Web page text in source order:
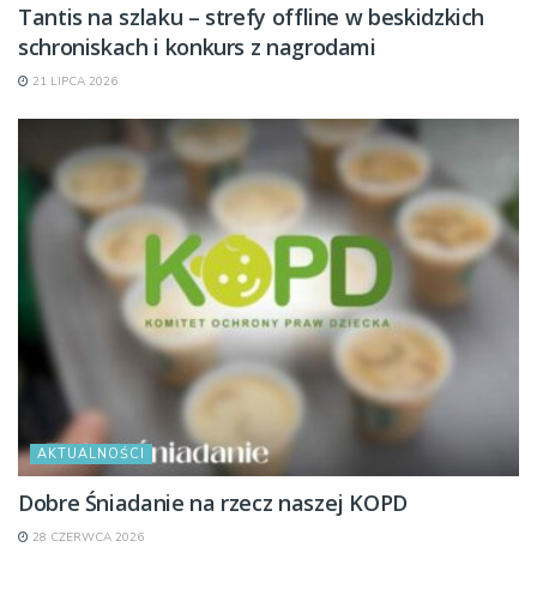
Tantis na szlaku – strefy offline w beskidzkich
schroniskach i konkurs z nagrodami
21 LIPCA 2026
AKTUALNOŚCI
Dobre Śniadanie na rzecz naszej KOPD
28 CZERWCA 2026